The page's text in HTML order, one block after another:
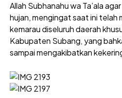
Allah Subhanahu wa Ta’ala
hujan, mengingat saat ini telah
kemarau diseluruh daerah
Kabupaten Subang, yang
sampai mengakibatkan